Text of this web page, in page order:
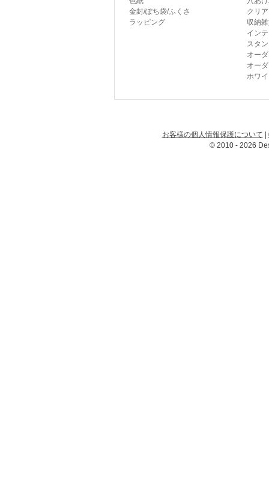
金封/ぽち袋/ふくさ
ラッピング
クリ
収納
イン
スタ
オー
オー
ホワ
お客様の個人情報保護について
© 2010 - 2026